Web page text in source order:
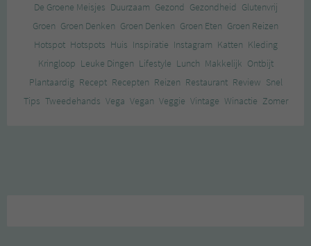
De Groene Meisjes Duurzaam Gezond Gezondheid Glutenvrij
Groen Groen Denken Groen Denken Groen Eten Groen Reizen
Hotspot Hotspots Huis Inspiratie Instagram Katten Kleding
Kringloop Leuke Dingen Lifestyle Lunch Makkelijk Ontbijt
Plantaardig Recept Recepten Reizen Restaurant Review Snel
Tips Tweedehands Vega Vegan Veggie Vintage Winactie Zomer